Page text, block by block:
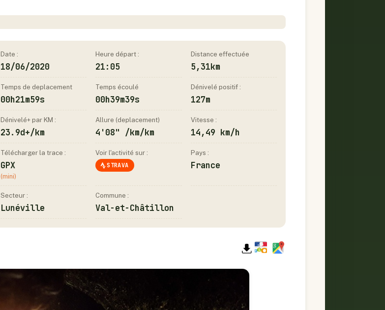
Date :
18/06/2020
Heure départ :
21:05
Distance effectuée
5,31km
Temps de deplacement
00h21m59s
Temps écoulé
00h39m39s
Dénivelé positif :
127m
Dénivelé+ par KM :
23.9d+/km
Allure (deplacement)
4'08" /km/km
Vitesse :
14,49 km/h
Télécharger la trace :
GPX
(mini)
Voir l'activité sur :
STRAVA
Pays :
France
Secteur :
Lunéville
Commune :
Val-et-Châtillon